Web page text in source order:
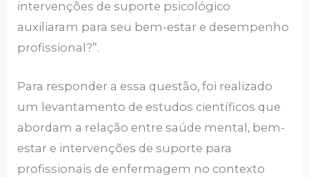
intervenções de suporte psicológico
auxiliaram para seu bem-estar e desempenho
profissional?”.
Para responder a essa questão, foi realizado
um levantamento de estudos científicos que
abordam a relação entre saúde mental, bem-
estar e intervenções de suporte para
profissionais de enfermagem no contexto